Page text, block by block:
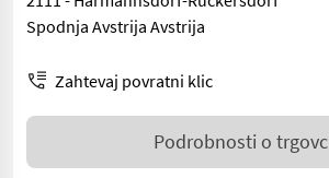
Spodnja Avstrija Avstrija
Zahtevaj povratni klic
Podrobnosti o